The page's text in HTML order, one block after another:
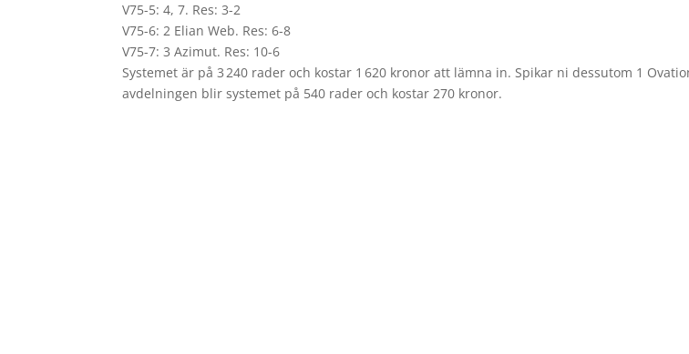
V75-5: 4, 7. Res: 3-2
V75-6: 2 Elian Web. Res: 6-8
V75-7: 3 Azimut. Res: 10-6
Systemet är på 3 240 rader och kostar 1 620 kronor att lämna in. Spikar ni dessutom 1
avdelningen blir systemet på 540 rader och kostar 270 kronor.